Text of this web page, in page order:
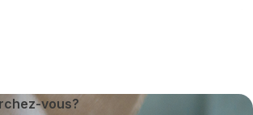
vous?